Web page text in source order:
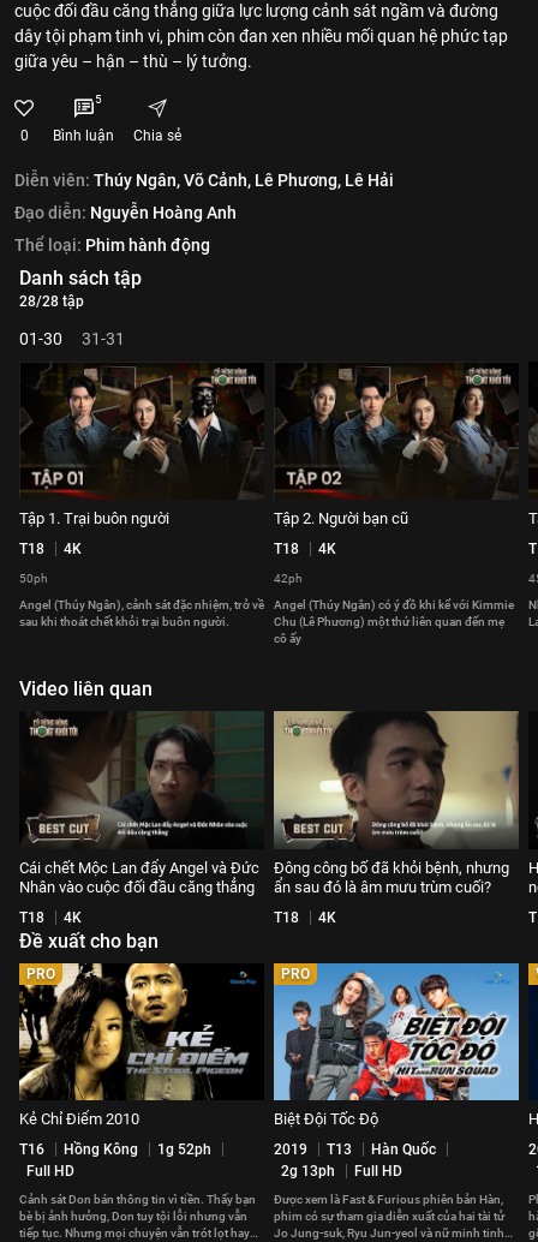
cuộc đối đầu căng thẳng giữa lực lượng cảnh sát ngầm và đường
dây tội phạm tinh vi, phim còn đan xen nhiều mối quan hệ phức tạp
giữa yêu – hận – thù – lý tưởng.
0
5
Bình luận Chia sẻ
Diễn viên: Thúy Ngân,Võ Cảnh, Lê Phương, Lê Hải
Đạo diễn: Nguyễn Hoàng Anh
Thể loại: Phim hành động
Danh sách tập
28/28 tập
01-30 31-31
Tập 1. Trại buôn người
T18 4K
50ph
Angel (Thúy Ngân), cảnh sát đặc nhiệm, trở về
sau khi thoát chết khỏi trại buôn người.
Tập 2. Người bạn cũ
T18 4K
42ph
Angel (Thúy Ngân) có ý đồ khi kể với Kimmie
Chu (Lê Phương) một thứ liên quan đến mẹ
cô ấy
Video liên quan
Cái chết Mộc Lan đẩy Angel và Đức
Nhân vào cuộc đối đầu căng thẳng
T18 4K
Đông công bố đã khỏi bệnh, nhưng
ẩn sau đó là âm mưu trùm cuối?
T18 4K
Đề xuất cho bạn
PRO
Kẻ Chỉ Điểm 2010
T16 Hồng Kông
1g 52ph
Full HD
Cảnh sát Don bán thông tin vì tiền. Thấy bạn
bè bị ảnh hưởng, Don tuy tội lỗi nhưng vẫn
tiếp tục. Nhưng mọi chuyện vẫn trót lọt hay
PRO
Biệt Đội Tốc Độ
2019 T13
Hàn Quốc
2g 13ph
Full HD
Được xem là Fast & Furious phiên bản Hàn,
phim có sự tham gia diễn xuất của hai tài tử
Jo Jung-suk, Ryu Jun-yeol và nữ minh tinh